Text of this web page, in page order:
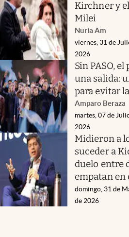
Kirchner y
Milei
Nuria Am
viernes, 31 de
2026
Sin PASO,
una salida:
para evitar
Amparo Beraza
martes, 07 de
2026
Midieron a
suceder a
duelo entre
empatan en
domingo, 31 de
de 2026